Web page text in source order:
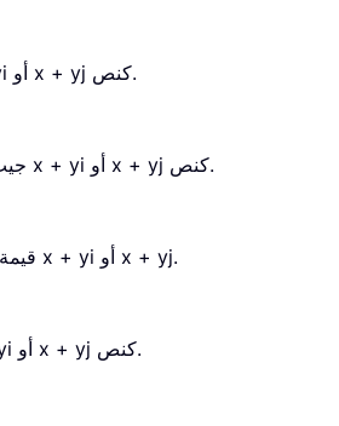
تُرجع الدالة IMCOS جيب التمام لعدد مركب معطى بالصيغة x + yi أو x + yj كنص.
تُرجع الدالة IMCOSH جيب التمام الزائدي لعدد مركب مُعطى بالصيغة x + yi أو x + yj كنص.
تُرجع دالة IMCOT قيمة ظل التمام للعدد المركب المُعطى بصيغة النص x + yi أو x + yj.
تُرجع الدالة IMSEC قيمة القاطع لعدد مركب مُعطى بالصيغة x + yi أو x + yj كنص.